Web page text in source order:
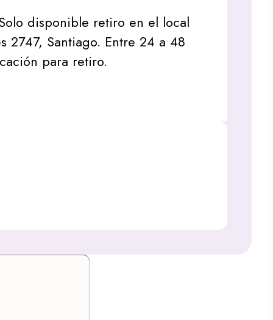
disponible retiro en el local
2747, Santiago. Entre 24 a 48
para retiro.